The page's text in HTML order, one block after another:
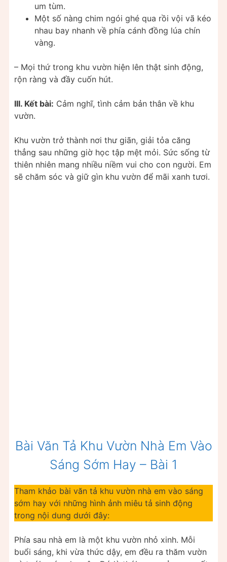
um tùm.
Một số nàng chim ngói ghé qua rồi vội vã kéo
nhau bay nhanh về phía cánh đồng lúa chín
vàng.
– Mọi thứ trong khu vườn hiện lên thật sinh động,
rộn ràng và đầy cuốn hút.
III. Kết bài: Cảm nghĩ, tình cảm bản thân về khu
vườn.
Khu vườn trở thành nơi thư giãn, giải tỏa căng
thẳng sau những giờ học tập mệt mỏi. Sức sống từ
thiên nhiên mang nhiều niềm vui cho con người. Em
sẽ chăm sóc và giữ gìn khu vườn để mãi xanh tươi.
Bài Văn Tả Khu Vườn Nhà Em Vào
Sáng Sớm Hay – Bài 1
Tham khảo bài văn tả khu vườn nhà em vào sáng
sớm hay với những hình ảnh miêu tả sinh động
trong nội dung dưới đây:
Phía sau nhà em là một khu vườn nhỏ xinh. Mỗi
buổi sáng, khi vừa thức dậy, em đều ra thăm vườn